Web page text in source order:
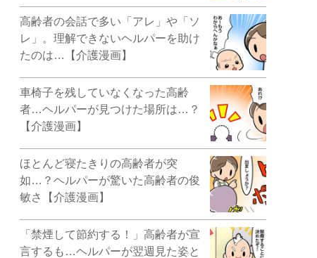
高齢者の会話で多い「アレ」や「ソ
レ」。理解できないヘルパーを助け
たのは…【介護漫画】
車椅子を残していなくなった高齢
者…ヘルパーが見つけた場所は…？
【介護漫画】
ほとんど寝たきりの高齢者が突
如…？ヘルパーが驚いた高齢者の俊
敏さ【介護漫画】
「禁煙して節約する！」高齢者が宣
言するも…ヘルパーが翌週見た姿と